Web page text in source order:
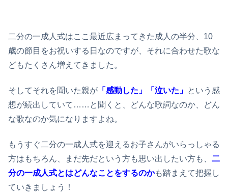
二分の一成人式はここ最近広まってきた成人の半分、10
歳の節目をお祝いする日なのですが、それに合わせた歌な
どもたくさん増えてきました。
そしてそれを聞いた親が 「感動した」 「泣いた」 という感
想が続出していて……と聞くと、どんな歌詞なのか、どん
な歌なのか気になりますよね。
もうすぐ二分の一成人式を迎えるお子さんがいらっしゃる
方はもちろん、まだ先だという方も思い出したい方も、 二
分の一成人式とはどんなことをするのかも踏まえて把握し
ていきましょう！